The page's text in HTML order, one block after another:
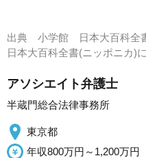
出典 小学館 日本大百科全
日本大百科全書(ニッポニカ
アソシエイト弁護士
半蔵門総合法律事務所
東京都
年収800万円～1,200万円